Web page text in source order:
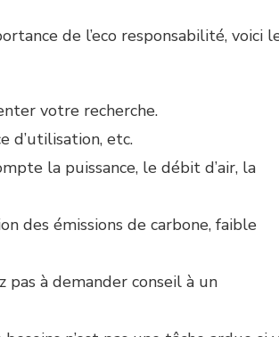
de l’eco responsabilité, voici
votre recherche.
d’utilisation, etc.
la puissance, le débit d’air, la
des émissions de carbone, faible
pas à demander conseil à un